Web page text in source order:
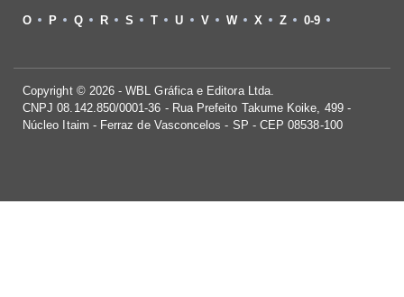
O P Q R S T U V W X Z 0-9
Copyright © 2026 - WBL Gráfica e Editora Ltda.
CNPJ 08.142.850/0001-36 - Rua Prefeito Takume Koike, 499 -
Núcleo Itaim - Ferraz de Vasconcelos - SP - CEP 08538-100